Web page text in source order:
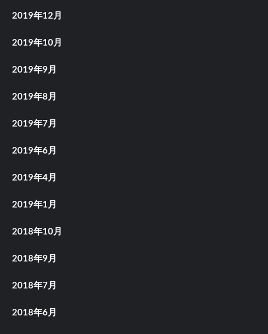
2019年12月
2019年10月
2019年9月
2019年8月
2019年7月
2019年6月
2019年4月
2019年1月
2018年10月
2018年9月
2018年7月
2018年6月